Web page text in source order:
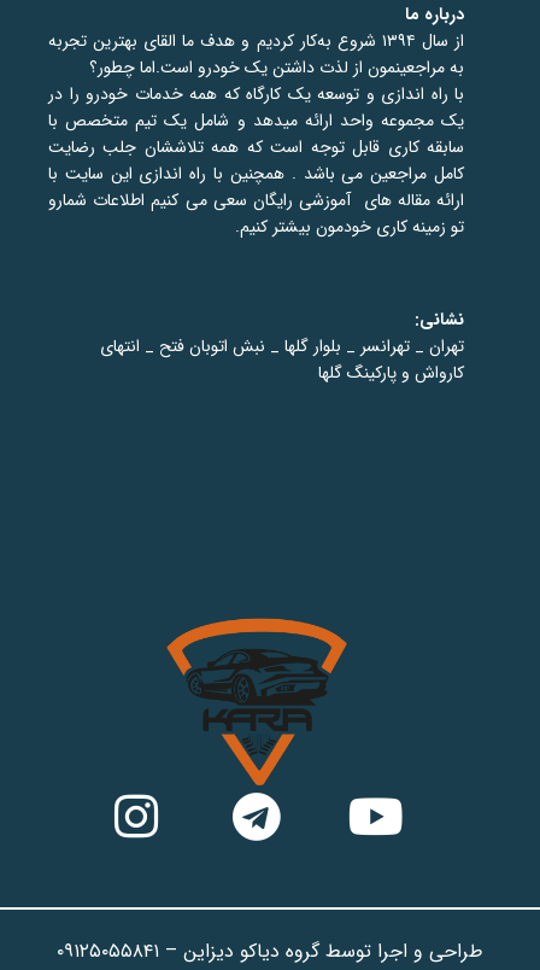
درباره ما
از سال ۱۳۹۴ شروع به‌کار کردیم و هدف ما القای بهترین تجربه
به مراجعینمون از لذت داشتن یک خودرو است.اما چطور؟
با راه اندازی و توسعه یک کارگاه که همه خدمات خودرو را در
یک مجموعه واحد ارائه میدهد و شامل یک تیم متخصص با
سابقه کاری قابل توجه است که همه تلاششان جلب رضایت
کامل مراجعین می باشد . همچنین با راه اندازی این سایت با
ارائه مقاله های آموزشی رایگان سعی می کنیم اطلاعات شمارو
تو زمینه کاری خودمون بیشتر کنیم.
نشانی:
تهران _ تهرانسر _ بلوار گلها _ نبش اتوبان فتح _ انتهای
کارواش و پارکینگ گلها
طراحی و اجرا توسط گروه دیاکو دیزاین – ۰۹۱۲۵۰۵۵۸۴۱